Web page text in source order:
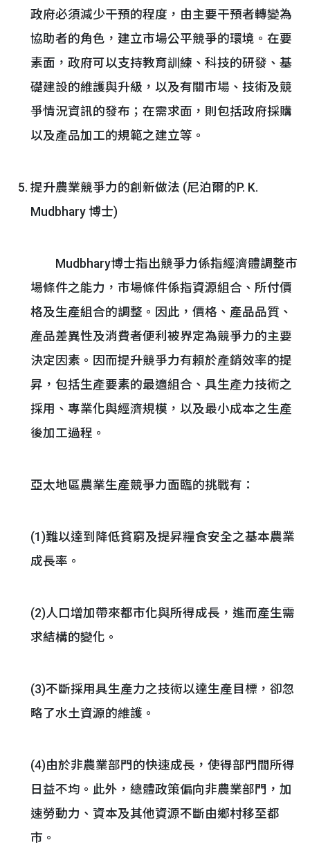
政府必須減少干預的程度，由主要干預者轉變為
協助者的角色，建立市場公平競爭的環境。在要
素面，政府可以支持教育訓練、科技的研發、基
礎建設的維護與升級，以及有關市場、技術及競
爭情況資訊的發布；在需求面，則包括政府採購
以及產品加工的規範之建立等。
提升農業競爭力的創新做法 (尼泊爾的P. K.
Mudbhary 博士)
Mudbhary博士指出競爭力係指經濟體調整市
場條件之能力，市場條件係指資源組合、所付價
格及生產組合的調整。因此，價格、產品品質、
產品差異性及消費者便利被界定為競爭力的主要
決定因素。因而提升競爭力有賴於產銷效率的提
昇，包括生產要素的最適組合、具生產力技術之
採用、專業化與經濟規模，以及最小成本之生產
後加工過程。
亞太地區農業生產競爭力面臨的挑戰有：
(1)難以達到降低貧窮及提昇糧食安全之基本農業
成長率。
(2)人口增加帶來都市化與所得成長，進而產生需
求結構的變化。
(3)不斷採用具生產力之技術以達生產目標，卻忽
略了水土資源的維護。
(4)由於非農業部門的快速成長，使得部門間所得
日益不均。此外，總體政策偏向非農業部門，加
速勞動力、資本及其他資源不斷由鄉村移至都
市。